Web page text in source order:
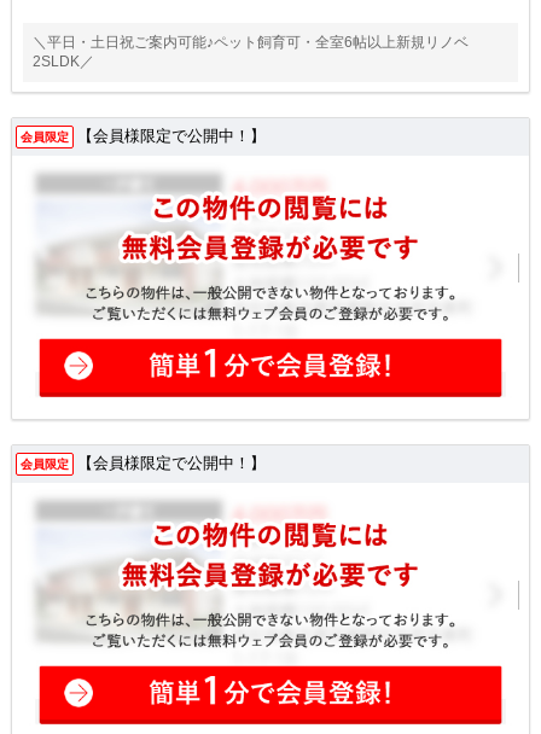
＼平日・土日祝ご案内可能♪ペット飼育可・全室6帖以上新規リノベ
2SLDK／
会員限定 【会員様限定で公開中！】
会員限定 【会員様限定で公開中！】